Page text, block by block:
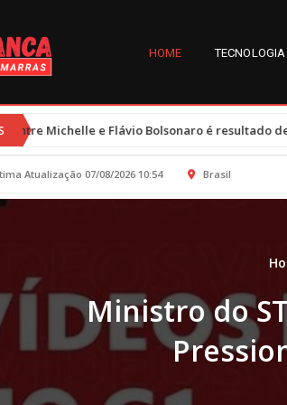
HOME TECNOLOGIA
Bolsonaro é resultado de esforços conjuntos e
Atualização 07/08/2026 10:54 Brasil
Ministro do